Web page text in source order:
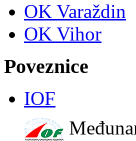
OK Varaždin
OK Vihor
Poveznice
IOF